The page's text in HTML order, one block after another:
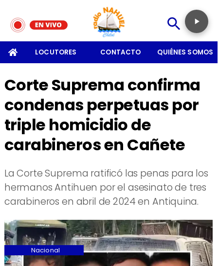
LOCUTORES CONTACTO QUIÉNES SOMOS
Corte Suprema confirma
condenas perpetuas por
triple homicidio de
carabineros en Cañete
La Corte Suprema ratificó las penas para los
hermanos Antihuen por el asesinato de tres
carabineros en abril de 2024 en Antiquina.
Nacional